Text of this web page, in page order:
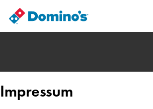
Impressum